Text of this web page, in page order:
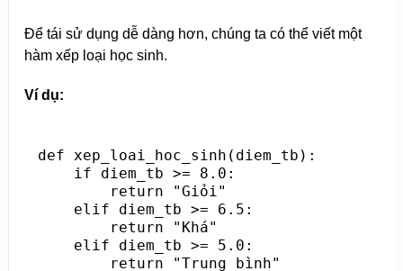
Để tái sử dụng dễ dàng hơn, chúng ta có thể viết một
hàm xếp loại học sinh.
Ví dụ:
def xep_loai_hoc_sinh(diem_tb):
    if diem_tb >= 8.0:
        return "Giỏi"
    elif diem_tb >= 6.5:
        return "Khá"
    elif diem_tb >= 5.0:
        return "Trung bình"